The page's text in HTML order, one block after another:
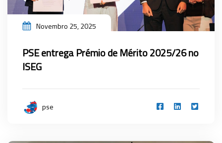
Novembro 25, 2025
PSE entrega Prémio de Mérito 2025/26 no
ISEG
pse